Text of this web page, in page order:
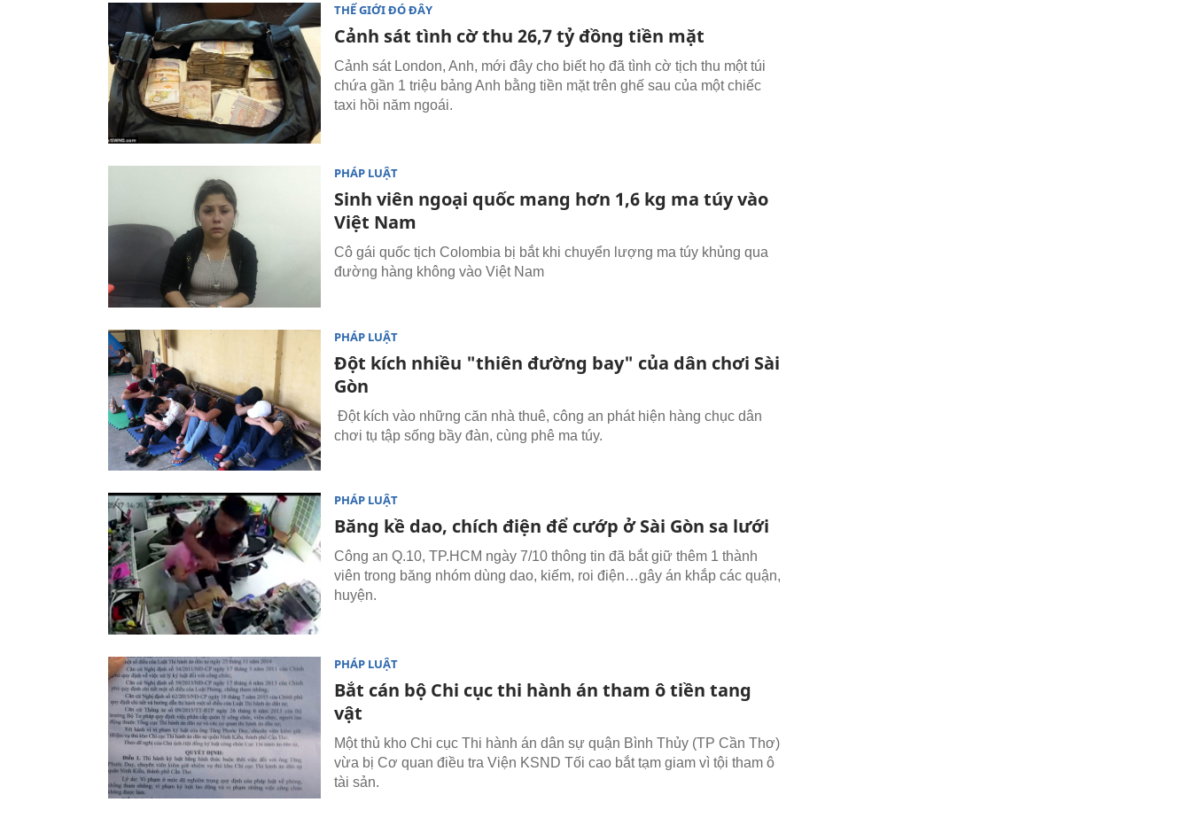
THẾ GIỚI ĐÓ ĐÂY
Cảnh sát tình cờ thu 26,7 tỷ đồng tiền mặt
Cảnh sát London, Anh, mới đây cho biết họ đã tình cờ tịch thu một túi
chứa gần 1 triệu bảng Anh bằng tiền mặt trên ghế sau của một chiếc
taxi hồi năm ngoái.
PHÁP LUẬT
Sinh viên ngoại quốc mang hơn 1,6 kg ma túy vào
Việt Nam
Cô gái quốc tịch Colombia bị bắt khi chuyển lượng ma túy khủng qua
đường hàng không vào Việt Nam
PHÁP LUẬT
Đột kích nhiều "thiên đường bay" của dân chơi Sài
Gòn
Đột kích vào những căn nhà thuê, công an phát hiện hàng chục dân
chơi tụ tập sống bầy đàn, cùng phê ma túy.
PHÁP LUẬT
Băng kề dao, chích điện để cướp ở Sài Gòn sa lưới
Công an Q.10, TP.HCM ngày 7/10 thông tin đã bắt giữ thêm 1 thành
viên trong băng nhóm dùng dao, kiếm, roi điện…gây án khắp các quận,
huyện.
PHÁP LUẬT
Bắt cán bộ Chi cục thi hành án tham ô tiền tang
vật
Một thủ kho Chi cục Thi hành án dân sự quận Bình Thủy (TP Cần Thơ)
vừa bị Cơ quan điều tra Viện KSND Tối cao bắt tạm giam vì tội tham ô
tài sản.